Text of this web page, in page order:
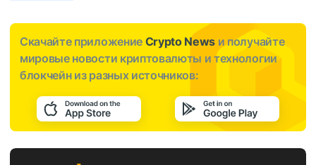
Скачайте приложение Crypto News и получайте
мировые новости криптовалюты и технологии
блокчейн из разных источников: